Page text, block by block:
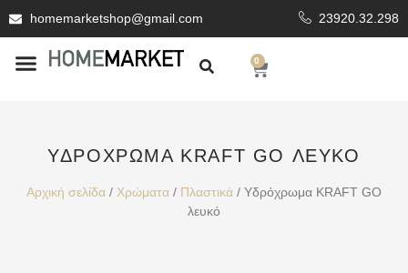
homemarketshop@gmail.com 23920.32.298
0
ΥΔΡΌΧΡΩΜΑ KRAFT GO ΛΕΥΚΌ
Αρχική σελίδα / Χρώματα / Πλαστικά / Υδρόχρωμα KRAFT GO
λευκό